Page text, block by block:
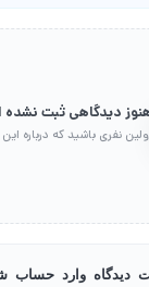
دیدگاهی ثبت
نفری باشید که درباره
دیدگاه وارد حساب